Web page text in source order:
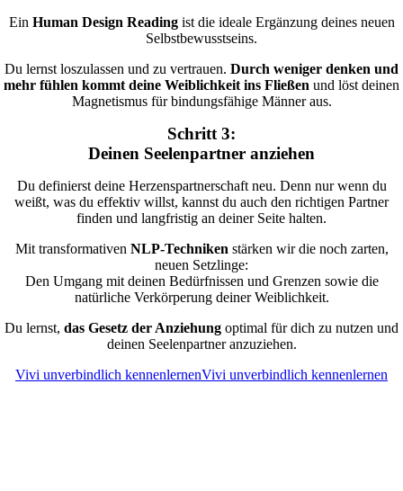
Ein Human Design Readingist die ideale Ergänzung deines neuen
Selbstbewusstseins.
Du lernst loszulassen und zu vertrauen. Durch weniger denken und
mehr fühlen kommt deine Weiblichkeit ins Fließen und löst deinen
Magnetismus für bindungsfähige Männer aus.
Schritt 3:
Deinen Seelenpartner anziehen
Du definierst deine Herzenspartnerschaft neu. Denn nur wenn du
weißt, was du effektiv willst, kannst du auch den richtigen Partner
finden und langfristig an deiner Seite halten.
Mit transformativen NLP-Techniken stärken wir die noch zarten,
neuen Setzlinge:
Den Umgang mit deinen Bedürfnissen und Grenzen sowie die
natürliche Verkörperung deiner Weiblichkeit.
Du lernst, das Gesetz der Anziehung optimal für dich zu nutzen und
deinen Seelenpartner anzuziehen.
Vivi unverbindlich kennenlernenVivi unverbindlich kennenlernen